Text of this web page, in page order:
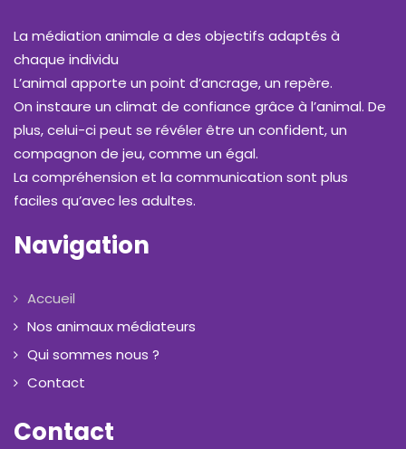
La médiation animale a des objectifs adaptés à
chaque individu
L’animal apporte un point d’ancrage, un repère.
On instaure un climat de confiance grâce à l’animal. De
plus, celui-ci peut se révéler être un confident, un
compagnon de jeu, comme un égal.
La compréhension et la communication sont plus
faciles qu’avec les adultes.
Navigation
Accueil
Nos animaux médiateurs
Qui sommes nous ?
Contact
Contact